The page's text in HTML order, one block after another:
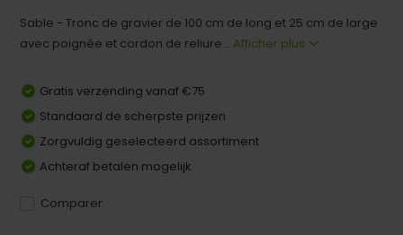
Sable - Tronc de gravier de 100 cm de long et 25 cm de large
avec poignée et cordon de reliure... Afficher plus
Gratis verzending vanaf €75
Standaard de scherpste prijzen
Zorgvuldig geselecteerd assortiment
Achteraf betalen mogelijk
Comparer